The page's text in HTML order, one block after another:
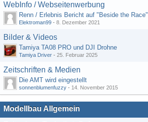
WebInfo / Webseitenwerbung
Renn / Erlebnis Bericht auf "Beside the Race"
Elektroman99 - 8. Dezember 2021
Bilder & Videos
Tamiya TA08 PRO und DJI Drohne
Tamiya Driver - 25. Februar 2025
Zeitschriften & Medien
Die AMT wird eingestellt
sonnenblumenfuzzy - 14. November 2015
Modellbau Allgemein